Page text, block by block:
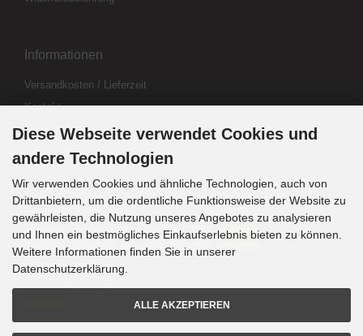
Informationen
Versandkosten / Lieferzeit
Kontakt
Abo kündigen
Widerrufsformular
Zahlung & Versand
Sprachwahl
Diese Webseite verwendet Cookies und
andere Technologien
Wir verwenden Cookies und ähnliche Technologien, auch von
Drittanbietern, um die ordentliche Funktionsweise der Website zu
gewährleisten, die Nutzung unseres Angebotes zu analysieren
und Ihnen ein bestmögliches Einkaufserlebnis bieten zu können.
Weitere Informationen finden Sie in unserer
Datenschutzerklärung.
ALLE AKZEPTIEREN